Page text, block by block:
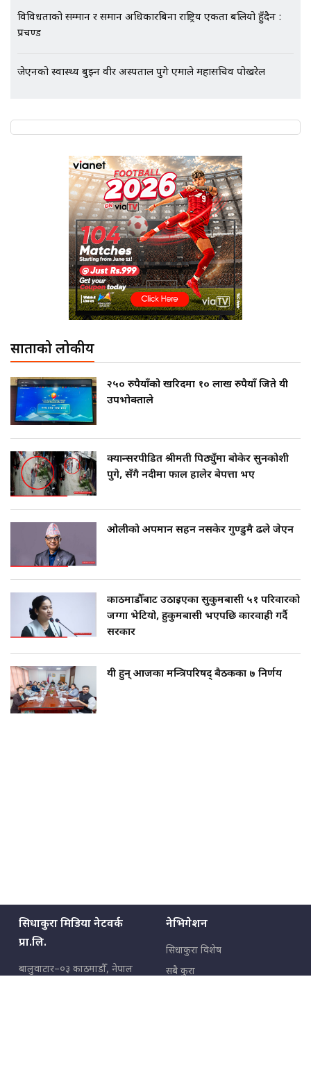
विविधताको सम्मान र समान अधिकारबिना राष्ट्रिय एकता बलियो हुँदैन :
प्रचण्ड
जेएनको स्वास्थ्य बुझ्न वीर अस्पताल पुगे एमाले महासचिव पोखरेल
साताको लोकप्रीय
२५० रुपैयाँको खरिदमा १० लाख रुपैयाँ जिते यी
उपभोक्ताले
क्यान्सरपीडित श्रीमती पिठ्युँमा बोकेर सुनकोशी
पुगे, सँगै नदीमा फाल हालेर बेपत्ता भए
ओलीको अपमान सहन नसकेर गुण्डुमै ढले जेएन
काठमाडौँबाट उठाइएका सुकुमबासी ५१ परिवारको
जग्गा भेटियो, हुकुमबासी भएपछि कारवाही गर्दै
सरकार
यी हुन् आजका मन्त्रिपरिषद् बैठकका ७ निर्णय
सिधाकुरा मिडिया नेटवर्क
प्रा.लि.
बालुवाटार–०३ काठमाडौँ, नेपाल
नेभिगेशन
सिधाकुरा विशेष
सबै कुरा